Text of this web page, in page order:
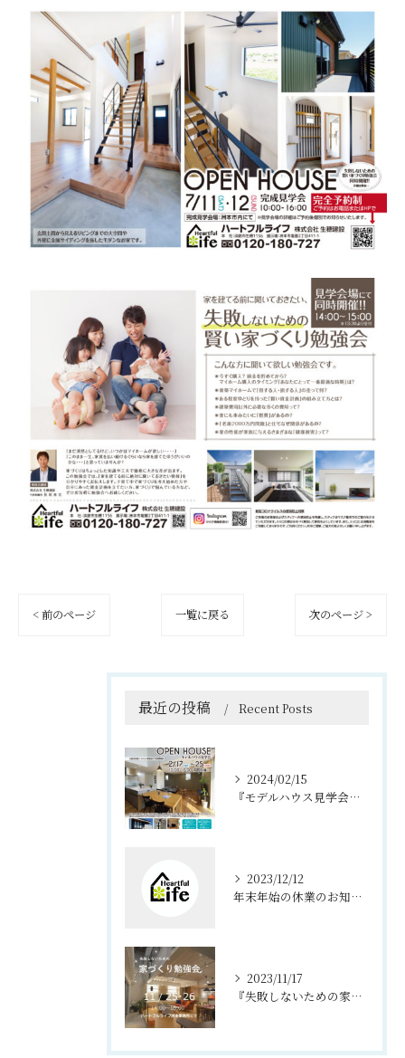
< 前のページ 一覧に戻る 次のページ >
最近の投稿 Recent Posts
2024/02/15
『モデルハウス見学会、夜の見学会』淡路市 浦
2023/12/12
年末年始の休業のお知らせ
2023/11/17
『失敗しないための家づくり勉強会』 洲本市 住宅展示場にて